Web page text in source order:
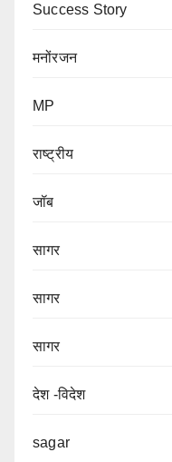
Success Story
मनोंरजन
MP
राष्ट्रीय
जॉब
सागर
सागर
सागर
देश -विदेश
sagar